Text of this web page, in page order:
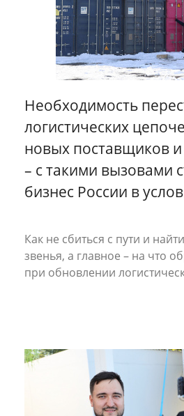
Все кейсы
Необходимость
логистических
новых поставщиков
– с такими вызовами
бизнес России в
Как не сбиться с пути и
звенья, а главное – на что
при обновлении